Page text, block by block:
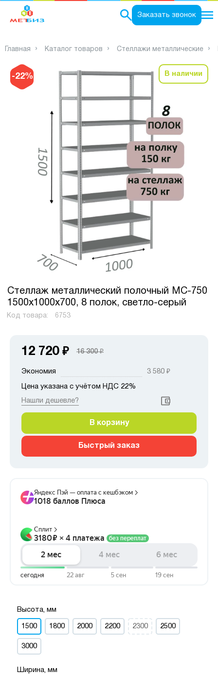
Заказать звонок
Главная Каталог товаров Стеллажи металлические
-22% В наличии
Стеллаж металлический полочный МС-750
1500х1000х700, 8 полок, светло-серый
Код товара: 6753
12 720 ₽ 16 300₽
Экономия 3 580 ₽
Цена указана с учётом НДС 22%
Нашли дешевле?
В корзину
Быстрый заказ
Высота, мм
1500 1800 2000 2200 2300 2500
3000
Ширина, мм